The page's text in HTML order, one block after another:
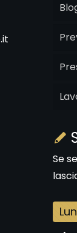
Se